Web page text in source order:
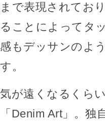
まで表現されてお
ることによってタ
感もデッサンのよ
す。
気が遠くなるくら
「Denim Art」。